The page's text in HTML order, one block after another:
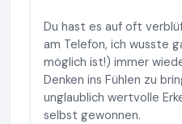
Du hast es auf oft
am Telefon, ich wusste
möglich ist!) immer
Denken ins Fühlen zu
unglaublich wertvolle
selbst gewonnen.